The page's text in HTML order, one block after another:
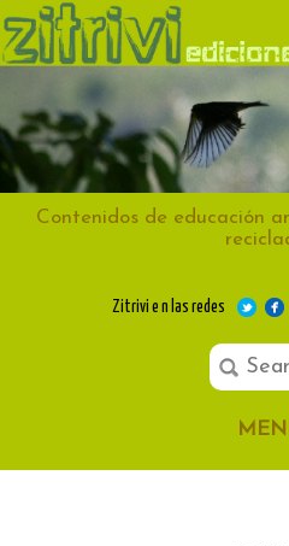
Contenidos de educación
Zitrivi e n las redes